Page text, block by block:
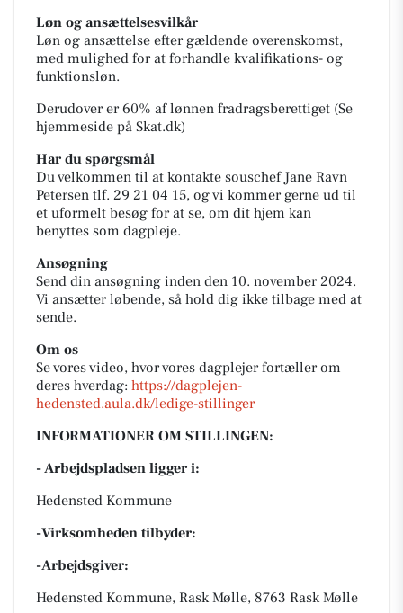
Løn og ansættelsesvilkår
Løn og ansættelse efter gældende overenskomst,
med mulighed for at forhandle kvalifikations- og
funktionsløn.
Derudover er 60% af lønnen fradragsberettiget (Se
hjemmeside på Skat.dk)
Har du spørgsmål
Du velkommen til at kontakte souschef Jane Ravn
Petersen tlf. 29 21 04 15, og vi kommer gerne ud til
et uformelt besøg for at se, om dit hjem kan
benyttes som dagpleje.
Ansøgning
Send din ansøgning inden den 10. november 2024.
Vi ansætter løbende, så hold dig ikke tilbage med at
sende.
Om os
Se vores video, hvor vores dagplejer fortæller om
deres hverdag: https://dagplejen-
hedensted.aula.dk/ledige-stillinger
INFORMATIONER OM STILLINGEN:
- Arbejdspladsen ligger i:
Hedensted Kommune
-Virksomheden tilbyder:
-Arbejdsgiver:
Hedensted Kommune, Rask Mølle, 8763 Rask Mølle